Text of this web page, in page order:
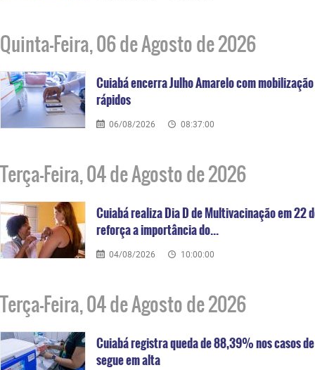
Quinta-Feira, 06 de Agosto de 2026
Cuiabá encerra Julho Amarelo com
rápidos
06/08/2026 08:37:00
Terça-Feira, 04 de Agosto de 2026
Cuiabá realiza Dia D de Multivacinação em 22
reforça a importância do...
04/08/2026 10:00:00
Terça-Feira, 04 de Agosto de 2026
Cuiabá registra queda de 88,39% nos casos
segue em alta